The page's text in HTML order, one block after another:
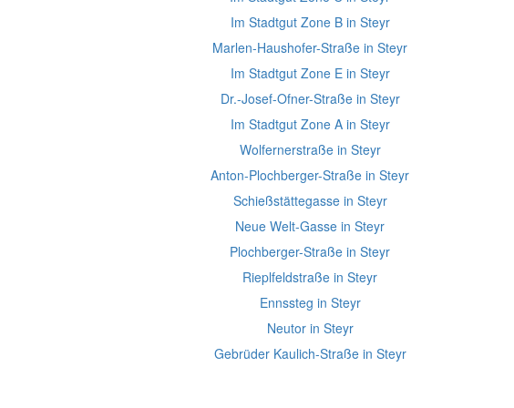
Im Stadtgut Zone B in Steyr
Marlen-Haushofer-Straße in Steyr
Im Stadtgut Zone E in Steyr
Dr.-Josef-Ofner-Straße in Steyr
Im Stadtgut Zone A in Steyr
Wolfernerstraße in Steyr
Anton-Plochberger-Straße in Steyr
Schießstättegasse in Steyr
Neue Welt-Gasse in Steyr
Plochberger-Straße in Steyr
Rieplfeldstraße in Steyr
Ennssteg in Steyr
Neutor in Steyr
Gebrüder Kaulich-Straße in Steyr